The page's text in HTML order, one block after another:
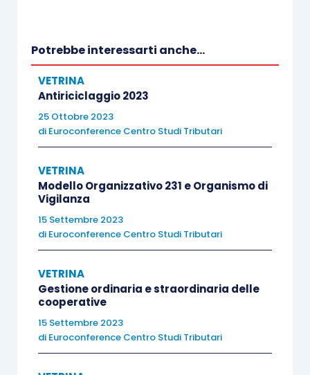
Web 2
WEB
10.00 –
13.00
Potrebbe interessarti anche...
VETRINA
Antiriciclaggio 2023
25 Ottobre 2023
di Euroconference Centro Studi Tributari
VETRINA
Modello Organizzativo 231 e Organismo di
Vigilanza
15 Settembre 2023
di Euroconference Centro Studi Tributari
VETRINA
Gestione ordinaria e straordinaria delle
cooperative
15 Settembre 2023
di Euroconference Centro Studi Tributari